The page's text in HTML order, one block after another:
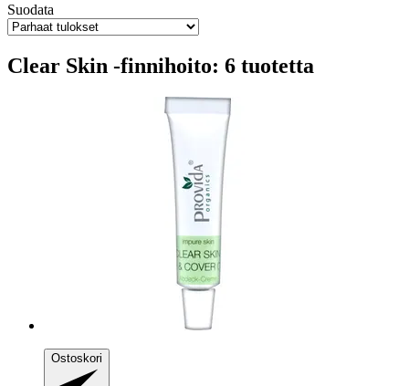
Suodata
Clear Skin -finnihoito: 6 tuotetta
Ostoskori